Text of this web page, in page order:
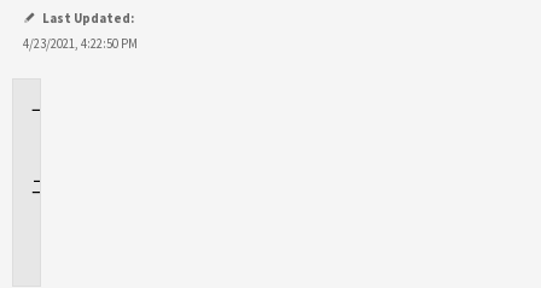
Last Updated:
4/23/2021, 4:22:50 PM